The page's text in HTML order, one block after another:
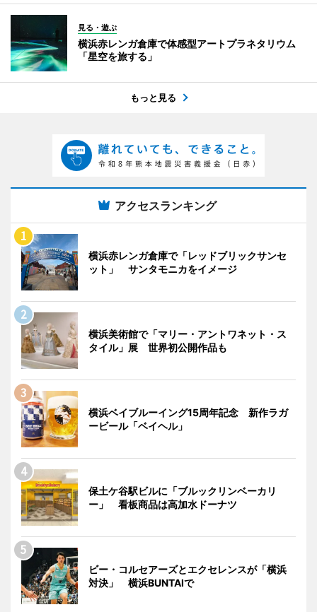
見る・遊ぶ
横浜赤レンガ倉庫で体感型アートプラネタリウム
「星空を旅する」
もっと見る
アクセスランキング
横浜赤レンガ倉庫で「レッドブリックサンセ
ット」 サンタモニカをイメージ
横浜美術館で「マリー・アントワネット・ス
タイル」展 世界初公開作品も
横浜ベイブルーイング15周年記念 新作ラガ
ービール「ベイヘル」
保土ケ谷駅ビルに「ブルックリンベーカリ
ー」 看板商品は高加水ドーナツ
ビー・コルセアーズとエクセレンスが「横浜
対決」 横浜BUNTAIで